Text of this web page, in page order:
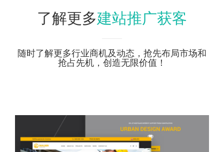
了解更多建站推广获客
随时了解更多行业商机及动态，抢先布局市场和
抢占先机，创造无限价值！